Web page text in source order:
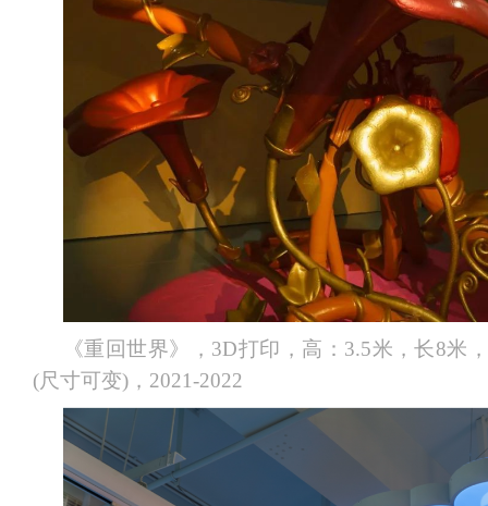
《重回世界》，3D打印，高：3.5米，长8米
(尺寸可变)，2021-2022